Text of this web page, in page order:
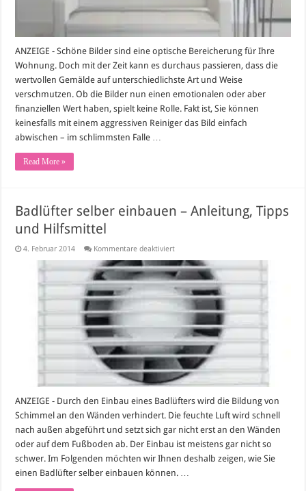
ANZEIGE - Schöne Bilder sind eine optische Bereicherung für Ihre
Wohnung. Doch mit der Zeit kann es durchaus passieren, dass die
wertvollen Gemälde auf unterschiedlichste Art und Weise
verschmutzen. Ob die Bilder nun einen emotionalen oder aber
finanziellen Wert haben, spielt keine Rolle. Fakt ist, Sie können
keinesfalls mit einem aggressiven Reiniger das Bild einfach
abwischen – im schlimmsten Falle …
Read More »
Badlüfter selber einbauen – Anleitung, Tipps
und Hilfsmittel
4. Februar 2014 Kommentare deaktiviertfür
selber
einbauen
–
Anleitung,
Tipps
und
ANZEIGE - Durch den Einbau eines Badlüfters wird die Bildung von
Schimmel an den Wänden verhindert. Die feuchte Luft wird schnell
nach außen abgeführt und setzt sich gar nicht erst an den Wänden
oder auf dem Fußboden ab. Der Einbau ist meistens gar nicht so
schwer. Im Folgenden möchten wir Ihnen deshalb zeigen, wie Sie
einen Badlüfter selber einbauen können. …